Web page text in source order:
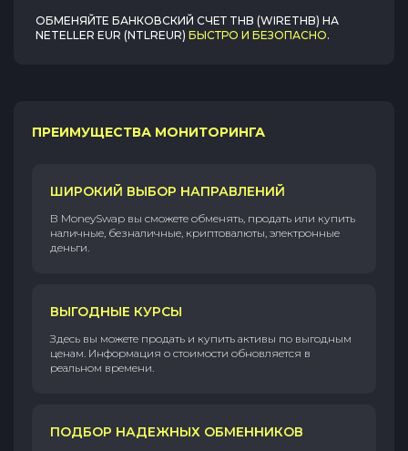
ОБМЕНЯЙТЕ БАНКОВСКИЙ СЧЕТ THB (WIRETHB) НА
NETELLER EUR (NTLREUR) БЫСТРО И БЕЗОПАСНО.
ПРЕИМУЩЕСТВА МОНИТОРИНГА
ШИРОКИЙ ВЫБОР НАПРАВЛЕНИЙ
В MoneySwap вы сможете обменять, продать или купить
наличные, безналичные, криптовалюты, электронные
деньги.
ВЫГОДНЫЕ КУРСЫ
Здесь вы можете продать и купить активы по выгодным
ценам. Информация о стоимости обновляется в
реальном времени.
ПОДБОР НАДЕЖНЫХ ОБМЕННИКОВ